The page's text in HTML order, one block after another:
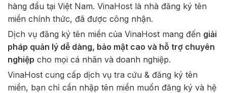
hàng đầu tại Việt Nam. VinaHost là nhà đăng ký tên
miền chính thức, đã được công nhận.
Dịch vụ đăng ký tên miền của VinaHost mang đến giải
pháp quản lý dễ dàng, bảo mật cao và hỗ trợ chuyên
nghiệp cho mọi cá nhân và doanh nghiệp.
VinaHost cung cấp dịch vụ tra cứu & đăng ký tên
miền, bạn chỉ cần nhập tên miền muốn đăng ký và hệ